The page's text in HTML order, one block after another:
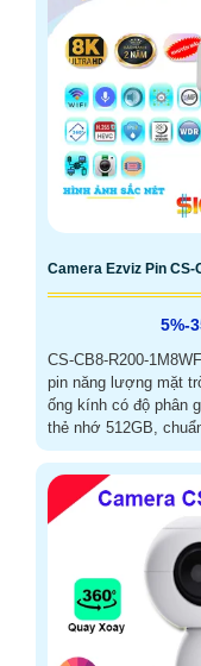
Camera Ezviz Pin CS-
5%-
CS-CB8-R200-
pin năng lượng mặt
ống kính có độ phân
thẻ nhớ 512GB,